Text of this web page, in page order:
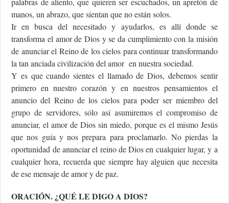
manos, un abrazo, que sientan que no están solos.
Ir en busca del necesitado y ayudarlos, es allí donde se
transforma el amor de Dios y se da cumplimiento con la misión
de anunciar el Reino de los cielos para continuar transformando
la tan anciada civilización del amor en nuestra sociedad.
Y es que cuando sientes el llamado de Dios, debemos sentir
primero en nuestro corazón y en nuestros pensamientos el
anuncio del Reino de los cielos para poder ser miembro del
grupo de servidores, sólo así asumiremos el compromiso de
anunciar, el amor de Dios sin miedo, porque es el mismo Jesús
que nos guía y nos prepara para proclamarlo. No pierdas la
oportunidad de anunciar el reino de Dios en cualquier lugar, y a
cualquier hora, recuerda que siempre hay alguien que necesita
de ese mensaje de amor y de paz.
ORACIÓN. ¿QUÉ LE DIGO A DIOS?